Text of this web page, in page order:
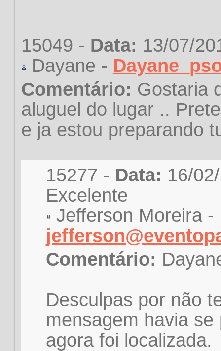
15049 - Data: 13/07/
Dayane -
Comentário: Gostaria
aluguel do lugar ..
e ja estou preparando
15277 - Data:
Excelente
Jefferson Moreira -
Comentário:
Desculpas por não
mensagem havia
agora foi localizada.